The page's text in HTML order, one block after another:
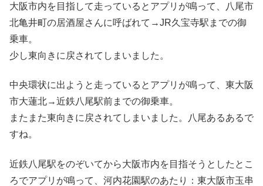
大阪市内を目指して走っているとアプリが鳴って、八尾市
北亀井町の居酒屋さんに呼ばれて→JR久宝寺駅までの御
乗車。
少し東向きに戻されてしまいました。
中央環状に出ようと走っているとアプリが鳴って、東大阪
市大蓮北→近鉄八尾駅前までの御乗車。
またまた東向きに戻されてしまいました。八尾あるあるで
すね。
近鉄八尾駅をのぞいてから大阪市内を目指そうとしたとこ
ろでアプリが鳴って、河内花園駅のあたり：東大阪市玉串